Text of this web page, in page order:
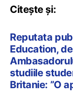
Citește și:
Reputata
Education,
studiile
Britanie: ”O